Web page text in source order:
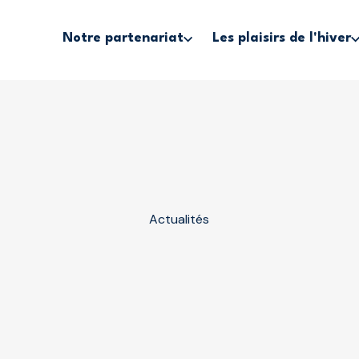
Notre partenariat Les plaisirs de l'hiver
Actualités